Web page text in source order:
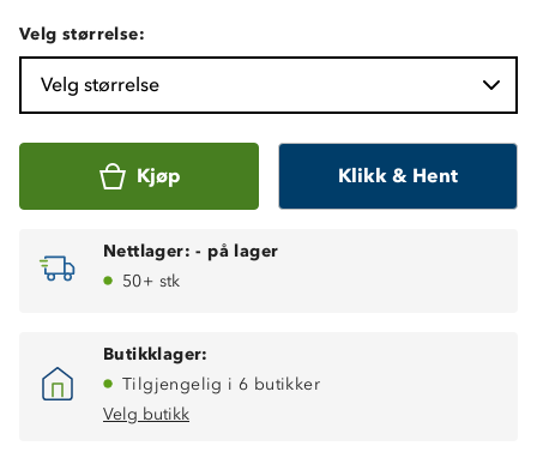
Velg størrelse:
Velg størrelse
Kjøp Klikk & Hent
Nettlager: - på lager
50+ stk
Butikklager:
Tilgjengelig i 6 butikker
Velg butikk
Isolerende